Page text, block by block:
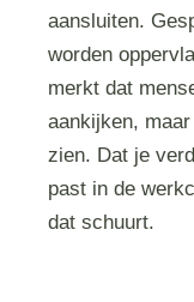
aansluiten.
worden
merkt dat
aankijken,
zien. Dat je
past in de
dat schuurt.